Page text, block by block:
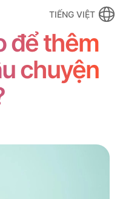
TIẾNG VIỆT
để thêm
chuyện